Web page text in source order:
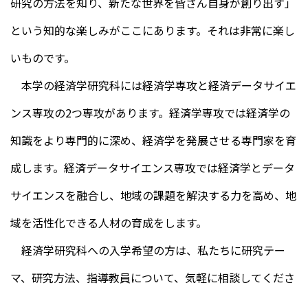
という知的な楽しみがここにあります。それは非常に楽し
いものです。
本学の経済学研究科には経済学専攻と経済データサイエ
ンス専攻の2つ専攻があります。経済学専攻では経済学の
知識をより専門的に深め、経済学を発展させる専門家を育
成します。経済データサイエンス専攻では経済学とデータ
サイエンスを融合し、地域の課題を解決する力を高め、地
域を活性化できる人材の育成をします。
経済学研究科への入学希望の方は、私たちに研究テー
マ、研究方法、指導教員について、気軽に相談してくださ